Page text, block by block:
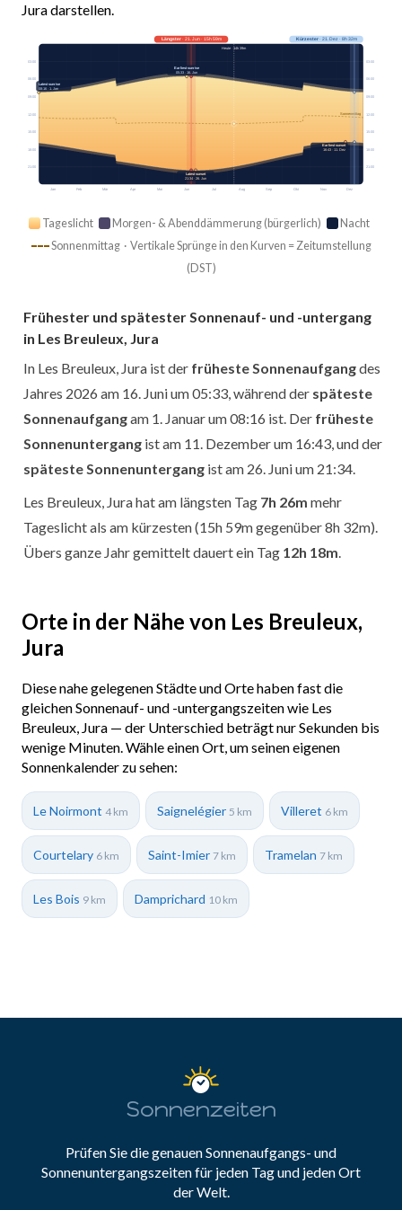
Jura darstellen.
Jan Feb Mär Apr Mai Jun Jul Aug Sep Okt Nov Dez
Sonnenmittag
03:00 03:00
06:00 06:00
09:00 09:00
12:00 12:00
15:00 15:00
18:00 18:00
21:00 21:00
Längster· 21. Jun · 15h 59m Kürzester· 21. Dez · 8h 32m
Heute · 14h 39m
Earliest sunrise
05:33 · 16. Jun
Latest sunrise
08:16 · 1. Jan
Earliest sunset
16:43 · 11. Dez
Latest sunset
21:34 · 26. Jun
Tageslicht Morgen- & Abenddämmerung (bürgerlich)
Nacht
Sonnenmittag · Vertikale Sprünge in den Kurven = Zeitumstellung
(DST)
Frühester und spätester Sonnenauf- und -untergang
in Les Breuleux, Jura
In Les Breuleux, Jura ist der früheste Sonnenaufgangdes
Jahres 2026 am 16. Juni um 05:33, während der späteste
Sonnenaufgangam 1. Januar um 08:16 ist. Der früheste
Sonnenuntergang ist am 11. Dezember um 16:43, und der
späteste Sonnenuntergang ist am 26. Juni um 21:34.
Les Breuleux, Jura hat am längsten Tag 7h 26m mehr
Tageslicht als am kürzesten (15h 59m gegenüber 8h 32m).
Übers ganze Jahr gemittelt dauert ein Tag 12h 18m
Orte in der Nähe von Les Breuleux,
Jura
Diese nahe gelegenen Städte und Orte haben fast die
gleichen Sonnenauf- und -untergangszeiten wie Les
Breuleux, Jura — der Unterschied beträgt nur Sekunden bis
wenige Minuten. Wähle einen Ort, um seinen eigenen
Sonnenkalender zu sehen:
Le Noirmont 4 km Saignelégier 5 km Villeret 6 km
Courtelary 6 km Saint-Imier 7 km Tramelan 7 km
Les Bois 9 km Damprichard 10 km
Sonnenzeiten
Prüfen Sie die genauen Sonnenaufgangs- und
Sonnenuntergangszeiten für jeden Tag und jeden Ort
der Welt.